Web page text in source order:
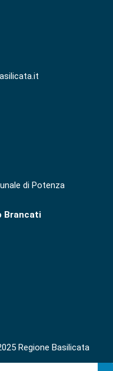
di Potenza
Brancati
Regione Basilicata